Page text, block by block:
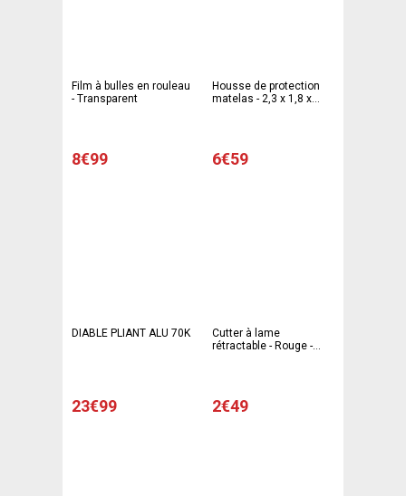
Film à bulles en rouleau
- Transparent
8€99
Housse de protection
matelas - 2,3 x 1,8 x
6€59
DIABLE PLIANT ALU 70K
23€99
Cutter à lame
rétractable - Rouge -
2€49